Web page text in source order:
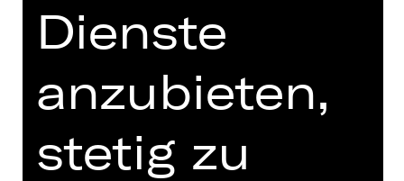
Kammerspiele
Abo K21
Tickets
Termine und Besetzung
Dienste
anzubieten,
stetig zu